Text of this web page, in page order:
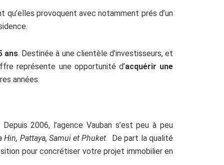
qu’elles provoquent avec notamment prés d’un
ans. Destinée à une clientèle d’investisseurs, et
représente une opportunité d’acquérir une
années.
2006, l’agence Vauban s’est peu à peu
Hin, Pattaya, Samui et Phuket. De part la qualité
pour concrétiser votre projet immobilier en